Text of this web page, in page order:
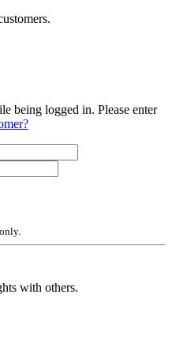
being logged in. Please enter
with others.